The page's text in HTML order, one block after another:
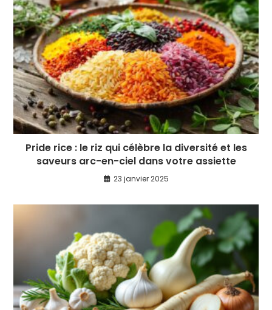
Pride rice : le riz qui célèbre la diversité et les
saveurs arc-en-ciel dans votre assiette
23 janvier 2025